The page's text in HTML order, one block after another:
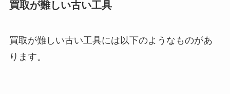
買取が難しい古い工具
買取が難しい古い工具には以下のようなものがあ
ります。